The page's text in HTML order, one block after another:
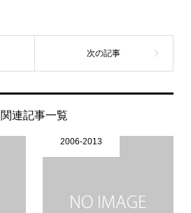
関連記事一覧
2006-2013